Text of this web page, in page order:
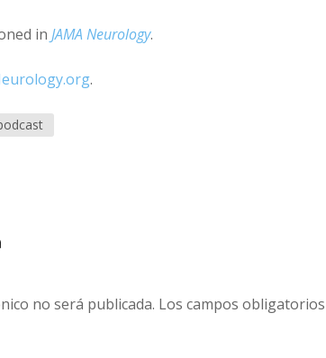
in JAMA Neurology.
.
no será publicada. Los campos